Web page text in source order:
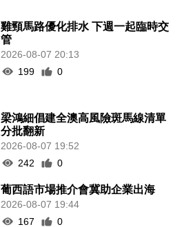
雞頸馬路優化排水 下週一起臨時交
管
2026-08-07 20:13
199
0
梁鴻細倡建全澳高風險斑馬線清單
分批翻新
2026-08-07 19:52
242
0
葡西語市場推介會冀助企業出海
2026-08-07 19:44
167
0